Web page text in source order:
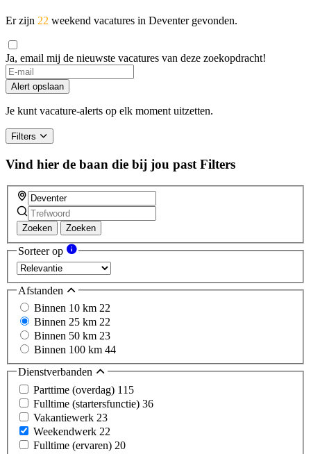
Er zijn 22 weekend vacatures in Deventer gevonden.
Ja, email mij de nieuwste vacatures van deze zoekopdracht!
Alert opslaan
Je kunt vacature-alerts op elk moment uitzetten.
Filters
Vind hier de baan die bij jou past Filters
Zoeken Zoeken
Sorteer op
Afstanden
Binnen 10 km 22
Binnen 25 km 22
Binnen 50 km 23
Binnen 100 km 44
Dienstverbanden
Parttime (overdag) 115
Fulltime (startersfunctie) 36
Vakantiewerk 23
Weekendwerk 22
Fulltime (ervaren) 20